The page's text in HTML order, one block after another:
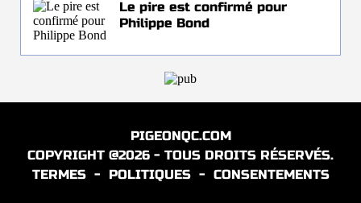
Le pire est confirmé pour
Philippe Bond
PIGEONQC.COM
COPYRIGHT @2026 - TOUS DROITS RÉSERVÉS.
TERMES- POLITIQUES- CONSENTEMENTS